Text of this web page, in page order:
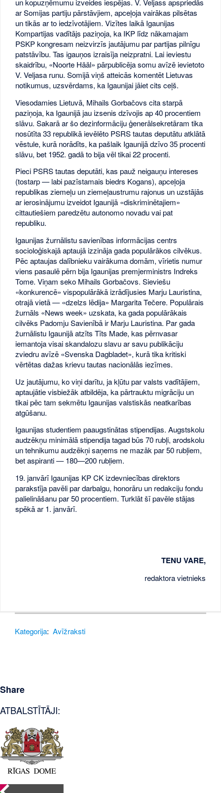
un kopuzņēmumu izveides iespējas. V. Veljass apspriedās
ar Somijas partiju pārstāvjiem, apceļoja vairākas pilsētas
un tikās ar to iedzīvotājiem. Vizītes laikā Igaunijas
Kompartijas vadītājs paziņoja, ka IKP līdz nākamajam
PSKP kongresam neizvirzīs jautājumu par partijas pilnīgu
patstāvību. Tas igauņos izraisīja neizpratni. Lai ieviestu
skaidrību, «Noorte Hääl» pārpublicēja somu avīzē ievietoto
V. Veljasa runu. Somijā viņš atteicās komentēt Lietuvas
notikumus, uzsvērdams, ka Igaunijai jāiet cits ceļš.
Viesodamies Lietuvā, Mihails Gorbačovs cita starpā
paziņoja, ka Igaunijā jau izsenis dzīvojis ap 40 procentiem
slāvu. Sakarā ar šo dezinformāciju ģenerālsekretāram tika
nosūtīta 33 republikā ievēlēto PSRS tautas deputātu atklātā
vēstule, kurā norādīts, ka pašlaik Igaunijā dzīvo 35 procenti
slāvu, bet 1952. gadā to bija vēl tikai 22 procenti.
Pieci PSRS tautas deputāti, kas pauž neigauņu intereses
(tostarp — labi pazīstamais biedrs Kogans), apceļoja
republikas ziemeļu un ziemeļaustrumu rajonus un uzstājās
ar ierosinājumu izveidot Igaunijā «diskriminētajiem»
cittautiešiem paredzētu autonomo novadu vai pat
republiku.
Igaunijas žurnālistu savienības informācijas centrs
socioloģiskajā aptaujā izzināja gada populārākos cilvēkus.
Pēc aptaujas dalībnieku vairākuma domām, vīrietis numur
viens pasaulē pērn bija Igaunijas premjerministrs Indreks
Tome. Viņam seko Mihails Gorbačovs. Sieviešu
«konkurencē» vispopulārākā izrādījusies Marju Lauristina,
otrajā vietā — «dzelzs lēdija» Margarita Tečere. Populārais
žurnāls «News week» uzskata, ka gada populārākais
cilvēks Padomju Savienībā ir Marju Lauristina. Par gada
žurnālistu Igaunijā atzīts Tīts Made, kas pērnvasar
iemantoja visai skandalozu slavu ar savu publikāciju
zviedru avīzē «Svenska Dagbladet», kurā tika kritiski
vērtētas dažas krievu tautas nacionālās iezīmes.
Uz jautājumu, ko viņi darītu, ja kļūtu par valsts vadītājiem,
aptaujātie visbiežāk atbildēja, ka pārtrauktu migrāciju un
tikai pēc tam sekmētu Igaunijas valstiskās neatkarības
atgūšanu.
Igaunijas studentiem paaugstinātas stipendijas. Augstskolu
audzēkņu minimālā stipendija tagad būs 70 rubļi, arodskolu
un tehnikumu audzēkņi saņems ne mazāk par 50 rubļiem,
bet aspiranti — 180—200 rubļiem.
19. janvārī Igaunijas KP CK izdevniecības direktors
parakstīja pavēli par darbalgu, honorāru un redakciju fondu
palielināšanu par 50 procentiem. Turklāt šī pavēle stājas
spēkā ar 1. janvārī.
TENU VARE,
redaktora vietnieks
Kategorija: Avīžraksti
Share
ATBALSTĪTĀJI: